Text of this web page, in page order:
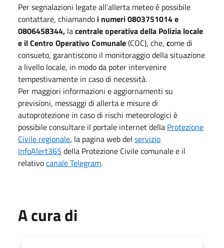
Per segnalazioni legate all’allerta meteo è possibile
contattare, chiamando i numeri 0803751014 e
0806458344, lacentrale operativa della Polizia locale
e il Centro Operativo Comunale(COC), che, come di
consueto, garantiscono il monitoraggio della situazione
a livello locale, in modo da poter intervenire
tempestivamente in caso di necessità.
Per maggiori informazioni e aggiornamenti su
previsioni, messaggi di allerta e misure di
autoprotezione in caso di rischi meteorologici è
possibile consultare il portale internet della Protezione
Civile regionale, la pagina web del servizio
InfoAlert365 della Protezione Civile comunale e il
relativocanale Telegram.
A cura di